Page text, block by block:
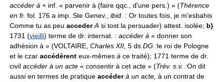
accéder à + inf. « parvenir à (faire qqc., d'une pers.) » (Thérence
en fr. fol. 176 a imp. Ste Genev., ibid. : Or toutes fois, je m'esbahis
Comme tu as peu accederA si tost la persuader) attest. isolée; b)
1731 (vieilli) terme de dr. internat. : accéder à « donner son
adhésion à » (VOLTAIRE, Charles XII, 5 ds DG :le roi de Pologne
et le czar accédèrent eux-mêmes à ce traité); 1771 terme de dr.
civil accéder à un acte « consentir à cet acte » (Trév. s.v. :On dit
aussi en termes de pratique accéderà un acte, à un contrat de